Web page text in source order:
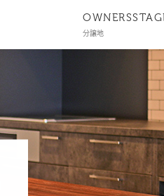
分譲地